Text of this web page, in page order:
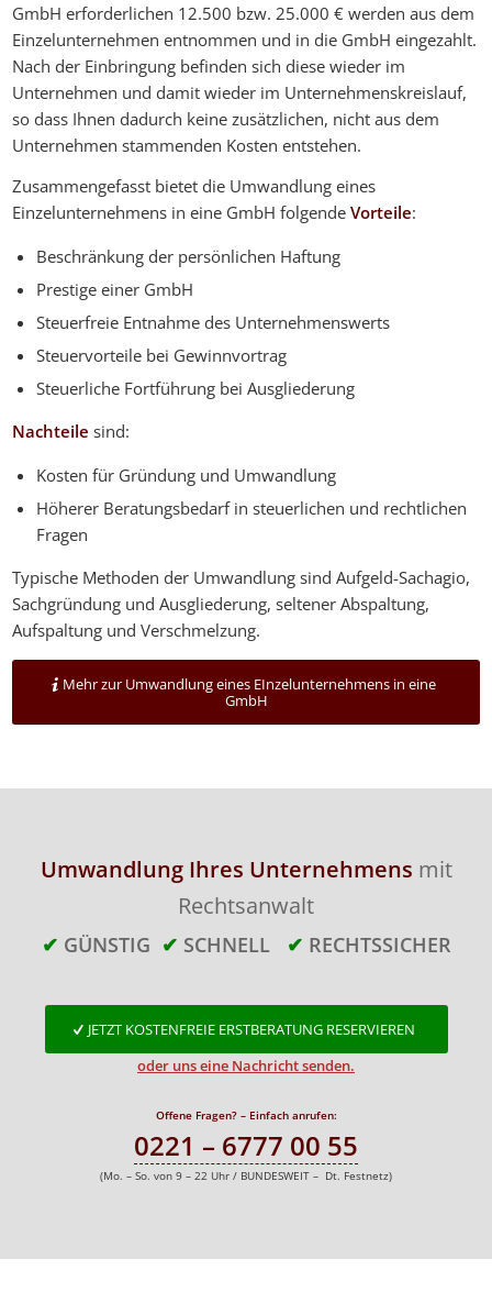
GmbH erforderlichen 12.500 bzw. 25.000 € werden aus dem
Einzelunternehmen entnommen und in die GmbH eingezahlt.
Nach der Einbringung befinden sich diese wieder im
Unternehmen und damit wieder im Unternehmenskreislauf,
so dass Ihnen dadurch keine zusätzlichen, nicht aus dem
Unternehmen stammenden Kosten entstehen.
Zusammengefasst bietet die Umwandlung eines
Einzelunternehmens in eine GmbH folgendeVorteile:
Beschränkung der persönlichen Haftung
Prestige einer GmbH
Steuerfreie Entnahme des Unternehmenswerts
Steuervorteile bei Gewinnvortrag
Steuerliche Fortführung bei Ausgliederung
Nachteile sind:
Kosten für Gründung und Umwandlung
Höherer Beratungsbedarf in steuerlichen und rechtlichen
Fragen
Typische Methoden der Umwandlung sind Aufgeld-Sachagio,
Sachgründung und Ausgliederung, seltener Abspaltung,
Aufspaltung und Verschmelzung.
Mehr zur Umwandlung eines EInzelunternehmens in eine
GmbH
Umwandlung Ihres Unternehmens mit
Rechtsanwalt
✔ GÜNSTIG ✔ SCHNELL ✔ RECHTSSICHER
JETZT KOSTENFREIE ERSTBERATUNG RESERVIEREN
oder uns eine Nachricht senden.
Offene Fragen? – Einfach anrufen:
0221 – 6777 00 55
(Mo. – So. von 9 – 22 Uhr / BUNDESWEIT – Dt. Festnetz)